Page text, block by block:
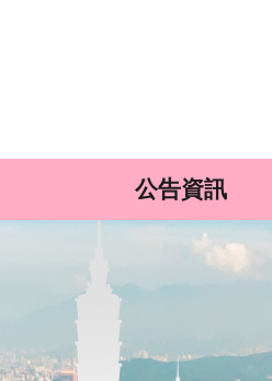
公告資訊